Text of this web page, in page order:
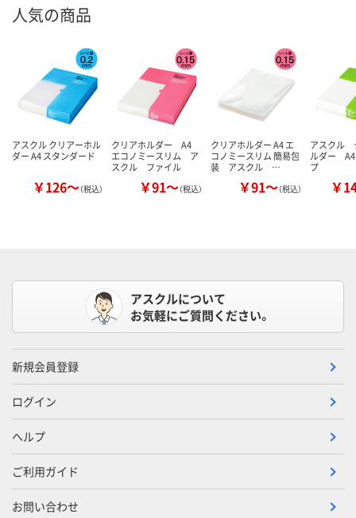
人気の商品
アスクル クリアーホル
ダー A4 スタンダード
￥126～（税込）
クリアホルダー A4
エコノミースリム ア
スクル ファイル
￥91～（税込）
クリアホルダー A4 エ
コノミースリム 簡易包
装 アスクル …
￥91～（税込）
アスクル
ルダー
プ
￥
アスクルについて
お気軽にご質問ください。
新規会員登録
ログイン
ヘルプ
ご利用ガイド
お問い合わせ